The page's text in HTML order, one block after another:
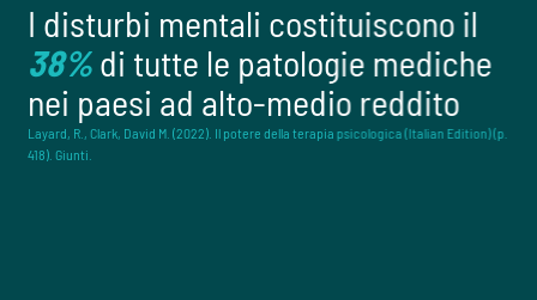
I disturbi mentali costituiscono il
38%di tutte le patologie mediche
nei paesi ad alto-medio reddito
Layard, R., Clark, David M. (2022). Il potere della terapia psicologica (Italian Edition) (p.
418). Giunti.